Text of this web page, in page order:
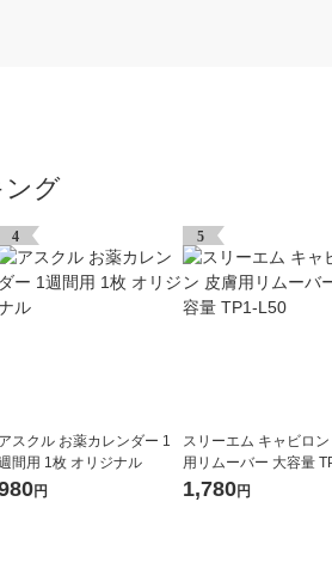
ング
4
アスクル お薬カレンダー 1
間用 1枚 オリジナル
円
5
スリーエム キャビロ
用リムーバー 大容量
0
1,780円